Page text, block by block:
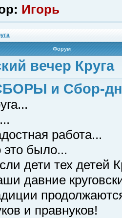
Игорь
Форум
вечер Круга
и Сбор-
работа...
это было...
дети тех детей
давние
и правнуков!